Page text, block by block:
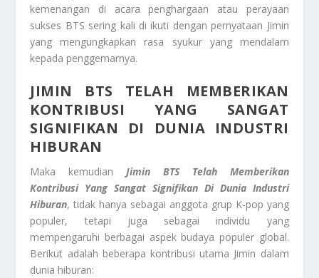
kemenangan di acara penghargaan atau perayaan
sukses BTS sering kali di ikuti dengan pernyataan Jimin
yang mengungkapkan rasa syukur yang mendalam
kepada penggemarnya.
JIMIN BTS TELAH MEMBERIKAN
KONTRIBUSI YANG SANGAT
SIGNIFIKAN DI DUNIA INDUSTRI
HIBURAN
Maka kemudian Jimin BTS Telah Memberikan
Kontribusi Yang Sangat Signifikan Di Dunia Industri
Hiburan, tidak hanya sebagai anggota grup K-pop yang
populer, tetapi juga sebagai individu yang
mempengaruhi berbagai aspek budaya populer global.
Berikut adalah beberapa kontribusi utama Jimin dalam
dunia hiburan: